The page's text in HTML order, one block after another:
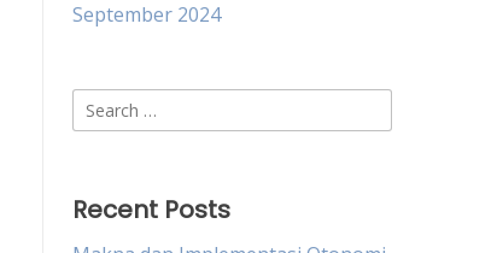
September 2024
Search
for:
Recent Posts